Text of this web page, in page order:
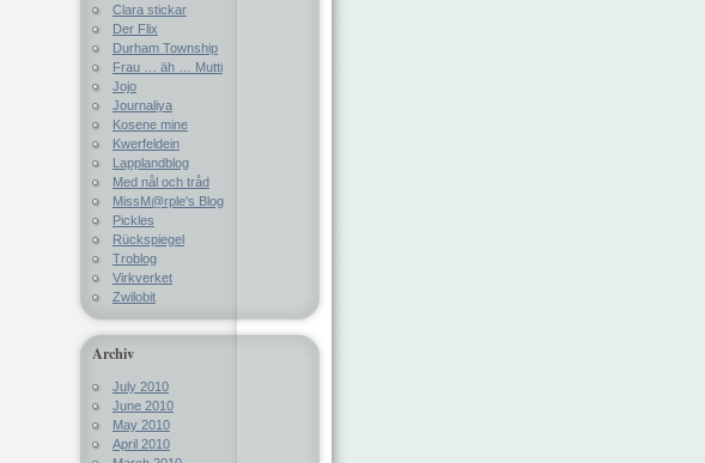
Clara stickar
Der Flix
Durham Township
Frau … äh … Mutti
Jojo
Journaliya
Kosene mine
Kwerfeldein
Lapplandblog
Med nål och tråd
MissM@rple's Blog
Pickles
Rückspiegel
Troblog
Virkverket
Zwilobit
Archiv
July 2010
June 2010
May 2010
April 2010